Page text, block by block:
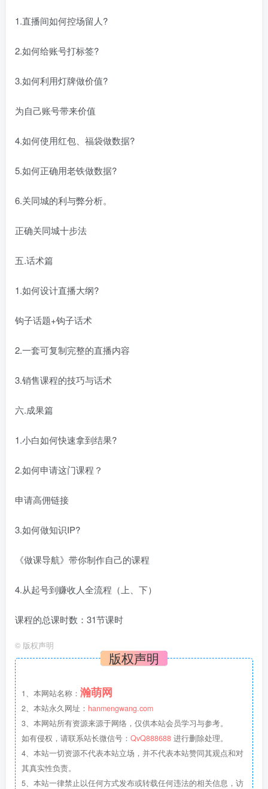
1.直播间如何控场留人?
2.如何给账号打标签?
3.如何利用灯牌做价值?
为自己账号带来价值
4.如何使用红包、福袋做数据?
5.如何正确用老铁做数据?
6.关同城的利与弊分析。
正确关同城十步法
五.话术篇
1.如何设计直播大纲?
钩子话题+钩子话术
2.一套可复制完整的直播内容
3.销售课程的技巧与话术
六.成果篇
1.小白如何快速拿到结果?
2.如何申请这门课程？
申请高佣链接
3.如何做知识IP?
《做课导航》带你制作自己的课程
4.从起号到赚收人全流程（上、下）
课程的总课时数：31节课时
© 版权声明
版权声明
1、本网站名称： 瀚萌网
2、本站永久网址： hanmengwang.com
3、本网站所有资源来源于网络，仅供本站会员学习与参考。
如有侵权，请联系站长微信号： QvQ888688 进行删除处理。
4、本站一切资源不代表本站立场，并不代表本站赞同其观点和对
其真实性负责。
5、本站一律禁止以任何方式发布或转载任何违法的相关信息，访